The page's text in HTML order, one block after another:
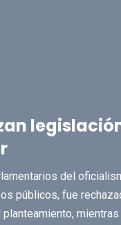
del
públicos, fue